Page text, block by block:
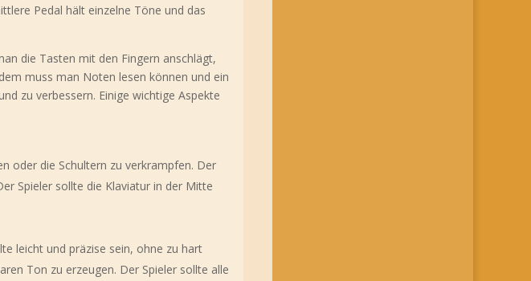
Pedal hält einzelne Töne und das
die Tasten mit den Fingern anschlägt,
muss man Noten lesen können und ein
zu verbessern. Einige wichtige Aspekte
oder die Schultern zu verkrampfen. Der
Spieler sollte die Klaviatur in der Mitte
leicht und präzise sein, ohne zu hart
Ton zu erzeugen. Der Spieler sollte alle